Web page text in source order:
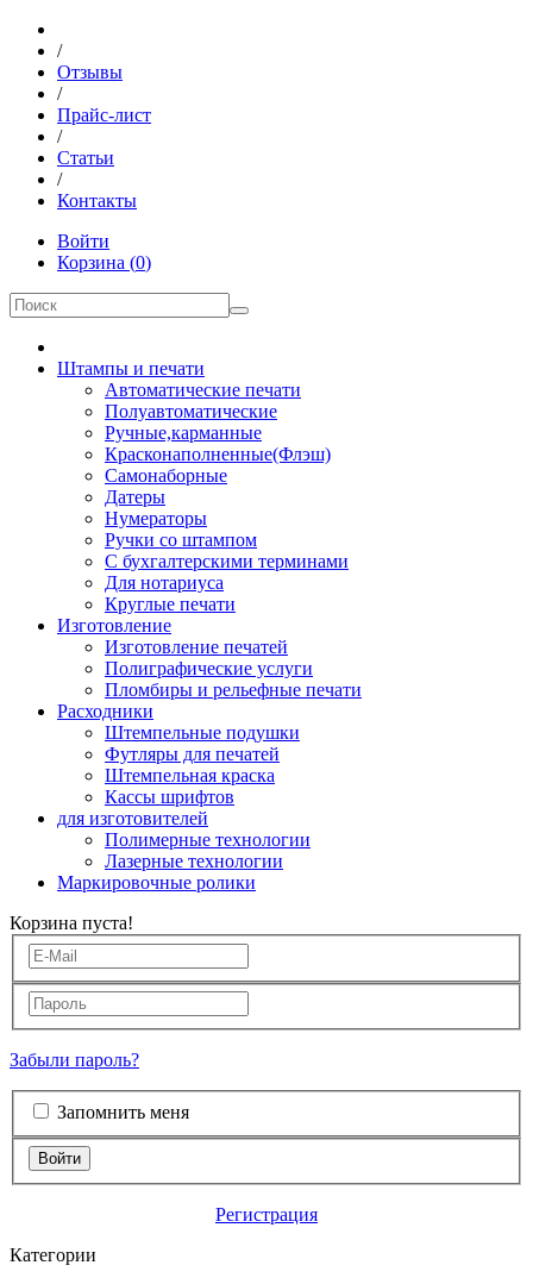
/
Отзывы
/
Прайс-лист
/
Статьи
/
Контакты
Войти
Корзина (0)
Штампы и печати
Автоматические печати
Полуавтоматические
Ручные,карманные
Красконаполненные(Флэш)
Самонаборные
Датеры
Нумераторы
Ручки со штампом
С бухгалтерскими терминами
Для нотариуса
Круглые печати
Изготовление
Изготовление печатей
Полиграфические услуги
Пломбиры и рельефные печати
Расходники
Штемпельные подушки
Футляры для печатей
Штемпельная краска
Кассы шрифтов
для изготовителей
Полимерные технологии
Лазерные технологии
Маркировочные ролики
Корзина пуста!
Забыли пароль?
Запомнить меня
Войти
Регистрация
Категории